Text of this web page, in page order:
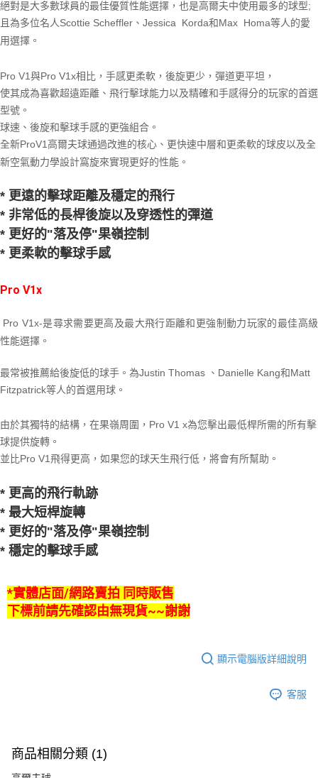
每筆NT$250
絕對是大多數球員的最佳優質性能選擇，也是高爾夫中使用最多的球型;
且為多位名人Scottie Scheffler、Jessica Korda和Max Homa等人的愛
用選擇。
Pro V1與Pro V1x相比，手感更柔軟，後旋更少，彈道更平坦，
使其成為喜歡超遠距離、飛行擊球能力以及精確和手感得分的玩家的首選
型號。
球速、後旋和擊球手感的更強組合。
全新ProV1高爾夫球通過改進的核心、更快速中層和更柔軟的球皮以及全
新空氣動力學設計窩旋來實現更好的性能。
* 更遠的擊球距離及穩定的飛行
* 非常低的長桿後旋以及穿透性的彈道
* 更好的"落及停"果嶺控制
* 更柔軟的擊球手感
Pro V1x
Pro V1x-是尋求需要更高及最大飛行距離和更強制動力玩家的最佳高級
性能選擇。
最常被推薦給後旋低的球手。為Justin Thomas 、Danielle Kang和Matt
Fitzpatrick等人的首選用球。
由於其獨特的結構，在果嶺周圍，Pro V1 x為您擊出最低桿所需的所有擊
球提供旋轉。
並比Pro V1飛得更高，如果您的球天生飛行低，將會有所幫助。
* 更高的飛行軌跡
* 最大短桿旋轉
* 更好的"落及停"果嶺控制
* 穩定的擊球手感
*實體店面/網路賣拍 同時販售
下標前請先確認由無現貨~~謝謝
顯示電腦版詳細說明
客服
商品相關分類 (1)